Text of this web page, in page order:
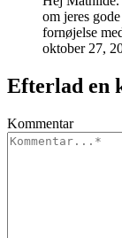
om jeres
fornøjelse
oktober 27,
Efterlad en
Kommentar